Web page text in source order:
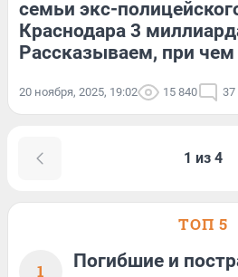
семьи экс-
Краснодара 3
Рассказываем, при чем
20 ноября, 2025, 19:02 15 840 37
1 из 4
ТОП 5
1
Погибшие и